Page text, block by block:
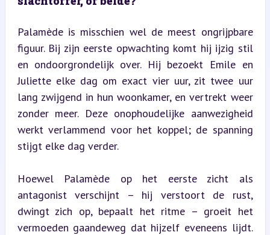
Palamède is misschien wel de meest ongrijpbare
figuur. Bij zijn eerste opwachting komt hij ijzig stil
en ondoorgrondelijk over. Hij bezoekt Emile en
Juliette elke dag om exact vier uur, zit twee uur
lang zwijgend in hun woonkamer, en vertrekt weer
zonder meer. Deze onophoudelijke aanwezigheid
werkt verlammend voor het koppel; de spanning
stijgt elke dag verder.
Hoewel Palamède op het eerste zicht als
antagonist verschijnt – hij verstoort de rust,
dwingt zich op, bepaalt het ritme – groeit het
vermoeden gaandeweg dat hijzelf eveneens lijdt.